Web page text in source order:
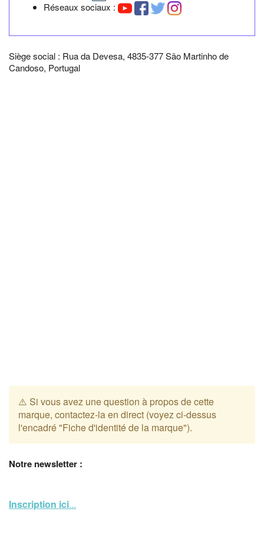
Réseaux sociaux :
Siège social : Rua da Devesa, 4835-377 São Martinho de
Candoso, Portugal
⚠️ Si vous avez une question à propos de cette
marque, contactez-la en direct (voyez ci-dessus
l'encadré "Fiche d'identité de la marque").
Notre newsletter :
Inscription ici...